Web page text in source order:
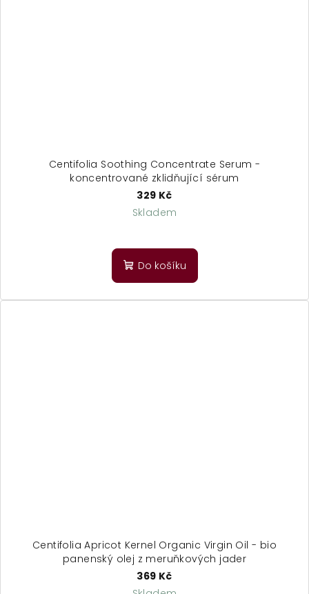
Centifolia Soothing Concentrate Serum -
koncentrované zklidňující sérum
329 Kč
Skladem
Do košíku
Centifolia Apricot Kernel Organic Virgin Oil - bio
panenský olej z meruňkových jader
369 Kč